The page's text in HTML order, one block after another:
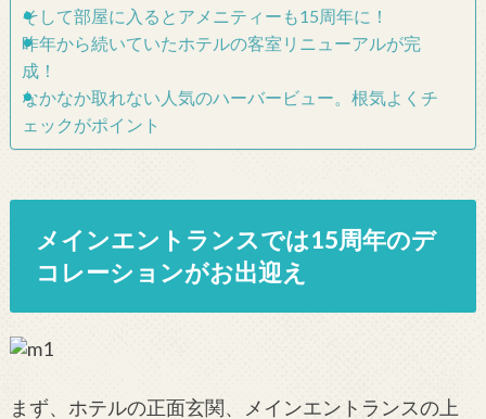
そして部屋に入るとアメニティーも15周年に！
昨年から続いていたホテルの客室リニューアルが完
成！
なかなか取れない人気のハーバービュー。根気よくチ
ェックがポイント
メインエントランスでは15周年のデ
コレーションがお出迎え
まず、ホテルの正面玄関、メインエントランスの上